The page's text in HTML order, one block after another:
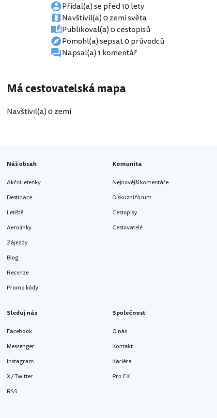
Přidal(a) se před 10 lety
Navštívil(a) 0 zemí světa
Publikoval(a) 0 cestopisů
Pomohl(a) sepsat 0 průvodců
Napsal(a) 1 komentář
Má cestovatelská mapa
Navštívil(a) 0 zemí
Náš obsah
Akční letenky
Destinace
Letiště
Aerolinky
Zájezdy
Blog
Recenze
Promo kódy
Komunita
Nejnovější komentáře
Diskuzní fórum
Cestopisy
Cestovatelé
Sleduj nás
Facebook
Messenger
Instagram
X / Twitter
RSS
Společnost
O nás
Kontakt
Kariéra
Pro CK